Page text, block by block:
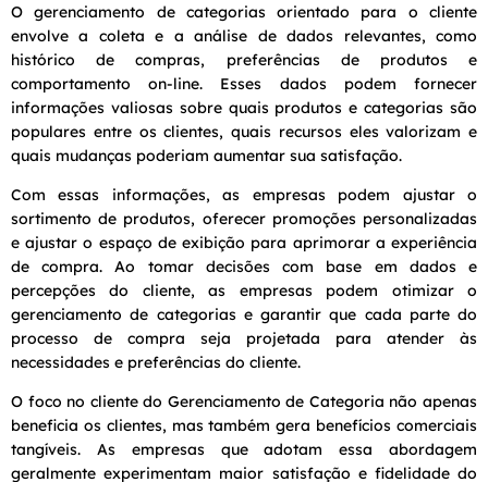
O gerenciamento de categorias orientado para o cliente
envolve a coleta e a análise de dados relevantes, como
histórico de compras, preferências de produtos e
comportamento on-line. Esses dados podem fornecer
informações valiosas sobre quais produtos e categorias são
populares entre os clientes, quais recursos eles valorizam e
quais mudanças poderiam aumentar sua satisfação.
Com essas informações, as empresas podem ajustar o
sortimento de produtos, oferecer promoções personalizadas
e ajustar o espaço de exibição para aprimorar a experiência
de compra. Ao tomar decisões com base em dados e
percepções do cliente, as empresas podem otimizar o
gerenciamento de categorias e garantir que cada parte do
processo de compra seja projetada para atender às
necessidades e preferências do cliente.
O foco no cliente do Gerenciamento de Categoria não apenas
beneficia os clientes, mas também gera benefícios comerciais
tangíveis. As empresas que adotam essa abordagem
geralmente experimentam maior satisfação e fidelidade do